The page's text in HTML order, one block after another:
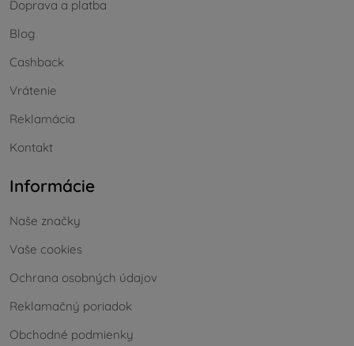
Doprava a platba
Blog
Cashback
Vrátenie
Reklamácia
Kontakt
Informácie
Naše značky
Vaše cookies
Ochrana osobných údajov
Reklamačný poriadok
Obchodné podmienky